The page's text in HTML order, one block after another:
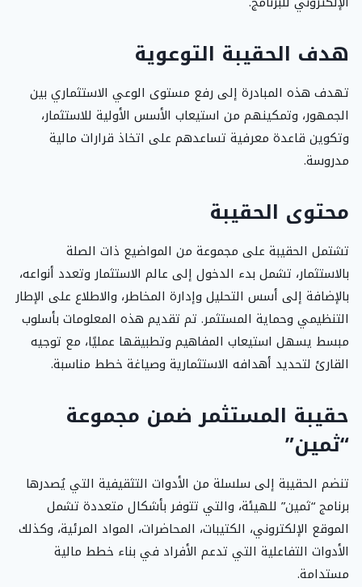
هدف الحقيبة التوعوية
تهدف هذه المبادرة إلى رفع مستوى الوعي الاستثماري بين
الجمهور، وتمكينهم من استيعاب الأسس الأولية للاستثمار،
وتكوين قاعدة معرفية تساعدهم على اتخاذ قرارات مالية
مدروسة.
محتوى الحقيبة
تشتمل الحقيبة على مجموعة من المواضيع ذات الصلة
بالاستثمار، تشمل بدء الدخول إلى عالم الاستثمار وتعدد أنواعه،
بالإضافة إلى أسس التحليل وإدارة المخاطر، والاطلاع على الإطار
التنظيمي وحماية المستثمر. تم تقديم هذه المعلومات بأسلوب
مبسط يسهل استيعاب المفاهيم وتطبيقها عمليًا، مع توجيه
القارئ لتحديد أهدافه الاستثمارية وصياغة خطط مناسبة.
حقيبة المستثمر ضمن مجموعة
“ثمين”
تنضم الحقيبة إلى سلسلة من الأدوات التثقيفية التي يُصدرها
برنامج “ثمين” للهيئة، والتي تتوفر بأشكال متعددة تشمل
الموقع الإلكتروني، الكتيبات، المحاضرات، المواد المرئية، وكذلك
الأدوات التفاعلية التي تدعم الأفراد في بناء خطط مالية
مستدامة.